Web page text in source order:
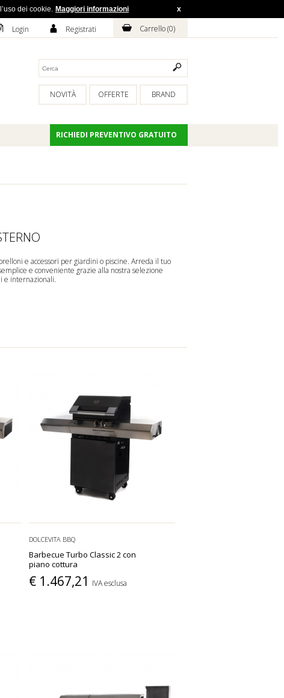
Login A Registrati H Carrello (0)
BRAND
OFFERTE
NOVITÀ
RICHIEDI PREVENTIVO GRATUITO
e accessori per giardini o piscine. Arreda il tuo
e conveniente grazie alla nostra selezione
e internazionali.
DOLCEVITA BBQ
Barbecue Turbo Classic 2 con
piano cottura
€ 1.467,21 IVA esclusa
dei cookie. Maggiori informazioni x